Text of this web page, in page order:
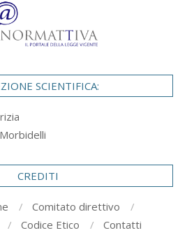
SCIENTIFICA:
CREDITI
Comitato direttivo
Codice Etico Contatti